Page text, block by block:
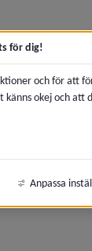
tillsyn
för dig!
och för att
okej och att
Anpassa